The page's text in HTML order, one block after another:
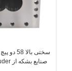
صنایع بشکه از Extruder بشکه پیچ